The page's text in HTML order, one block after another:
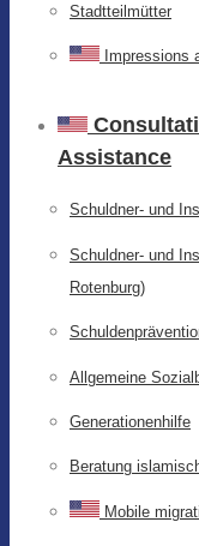
Stadtteilmütter
Impressions
Assistance
Schuldner- und
Schuldner- und
Rotenburg)
Allgemeine
Generationenhilfe
Beratung
Mobile